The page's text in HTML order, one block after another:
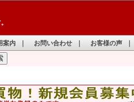
案内 お問い合わせ お客様の声